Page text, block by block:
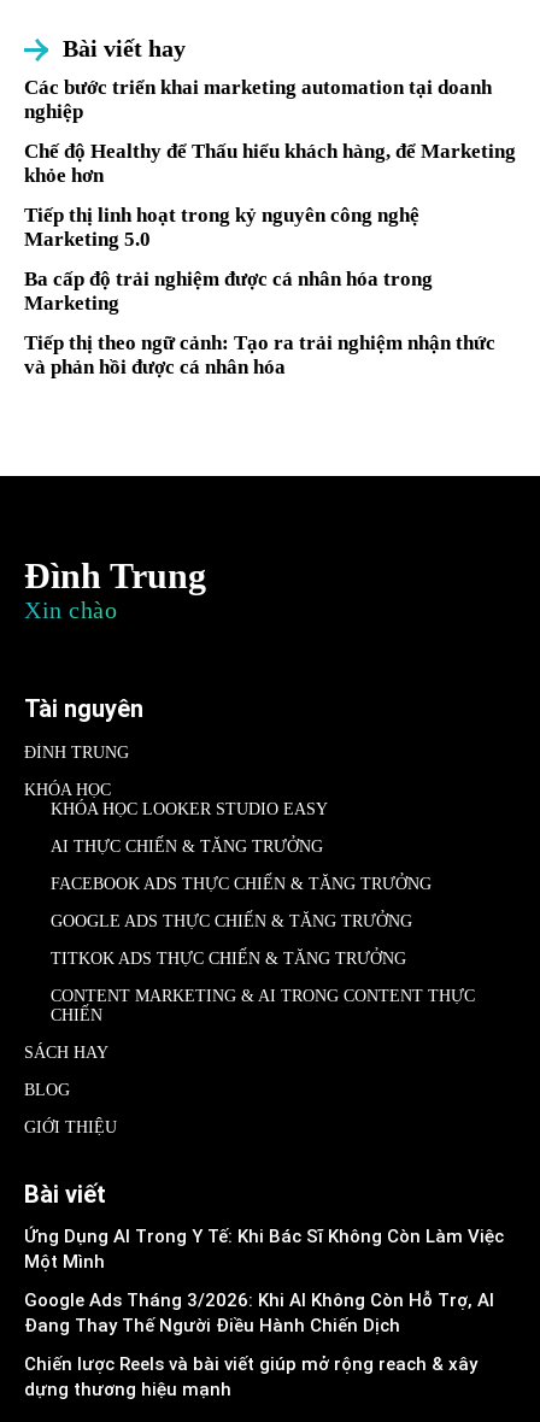
Bài viết hay
Các bước triển khai marketing automation tại doanh
nghiệp
Chế độ Healthy để Thấu hiểu khách hàng, để Marketing
khỏe hơn
Tiếp thị linh hoạt trong kỷ nguyên công nghệ
Marketing 5.0
Ba cấp độ trải nghiệm được cá nhân hóa trong
Marketing
Tiếp thị theo ngữ cảnh: Tạo ra trải nghiệm nhận thức
và phản hồi được cá nhân hóa
Đình Trung
Xin chào
Tài nguyên
ĐÌNH TRUNG
KHÓA HỌC
KHÓA HỌC LOOKER STUDIO EASY
AI THỰC CHIẾN & TĂNG TRƯỞNG
FACEBOOK ADS THỰC CHIẾN & TĂNG TRƯỞNG
GOOGLE ADS THỰC CHIẾN & TĂNG TRƯỞNG
TITKOK ADS THỰC CHIẾN & TĂNG TRƯỞNG
CONTENT MARKETING & AI TRONG CONTENT THỰC
CHIẾN
SÁCH HAY
BLOG
GIỚI THIỆU
Bài viết
Ứng Dụng AI Trong Y Tế: Khi Bác Sĩ Không Còn Làm Việc
Một Mình
Google Ads Tháng 3/2026: Khi AI Không Còn Hỗ Trợ, AI
Đang Thay Thế Người Điều Hành Chiến Dịch
Chiến lược Reels và bài viết giúp mở rộng reach & xây
dựng thương hiệu mạnh